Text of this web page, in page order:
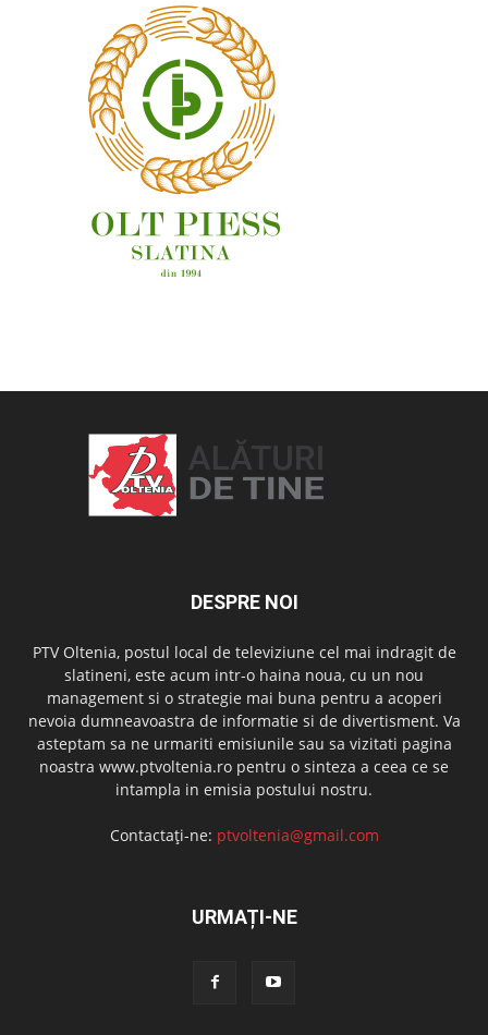
DESPRE NOI
PTV Oltenia, postul local de televiziune cel mai indragit de
slatineni, este acum intr-o haina noua, cu un nou
management si o strategie mai buna pentru a acoperi
nevoia dumneavoastra de informatie si de divertisment. Va
asteptam sa ne urmariti emisiunile sau sa vizitati pagina
noastra www.ptvoltenia.ro pentru o sinteza a ceea ce se
intampla in emisia postului nostru.
Contactați-ne: ptvoltenia@gmail.com
URMAȚI-NE